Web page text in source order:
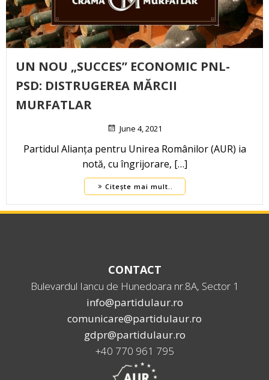
UN NOU „SUCCES” ECONOMIC PNL-
PSD: DISTRUGEREA MĂRCII
MURFATLAR
June 4, 2021
Partidul Alianța pentru Unirea Românilor (AUR) ia
notă, cu îngrijorare, […]
Citește mai mult..
CONTACT
Bulevardul Iancu de Hunedoara nr.8A, Sector 1
info@partidulaur.ro
comunicare@partidulaur.ro
gdpr@partidulaur.ro
+40 770 961 795